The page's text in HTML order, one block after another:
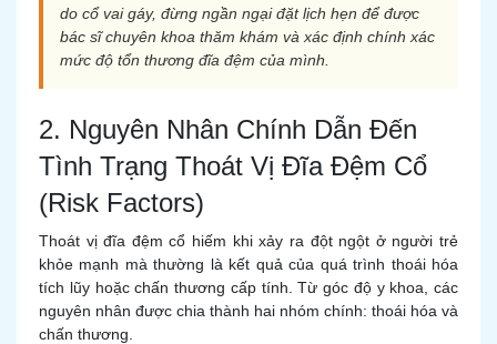
do cổ vai gáy, đừng ngần ngại đặt lịch hẹn để được
bác sĩ chuyên khoa thăm khám và xác định chính xác
mức độ tổn thương đĩa đệm của mình.
2. Nguyên Nhân Chính Dẫn Đến
Tình Trạng Thoát Vị Đĩa Đệm Cổ
(Risk Factors)
Thoát vị đĩa đệm cổ hiếm khi xảy ra đột ngột ở người trẻ
khỏe mạnh mà thường là kết quả của quá trình thoái hóa
tích lũy hoặc chấn thương cấp tính. Từ góc độ y khoa, các
nguyên nhân được chia thành hai nhóm chính: thoái hóa và
chấn thương.